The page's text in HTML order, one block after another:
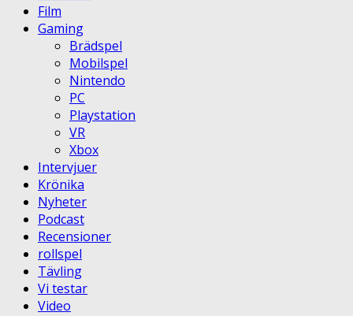
Film
Gaming
Brädspel
Mobilspel
Nintendo
PC
Playstation
VR
Xbox
Intervjuer
Krönika
Nyheter
Podcast
Recensioner
rollspel
Tävling
Vi testar
Video